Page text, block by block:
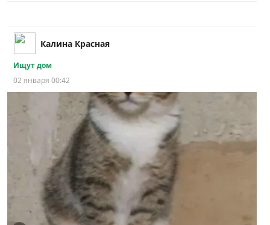
Калина Красная
Ищут дом
02 января 00:42